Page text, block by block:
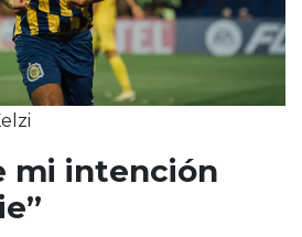
mi intención